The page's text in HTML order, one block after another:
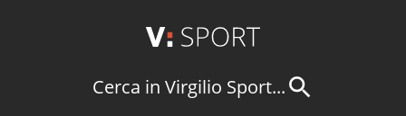
Cerca in Virgilio Sport...